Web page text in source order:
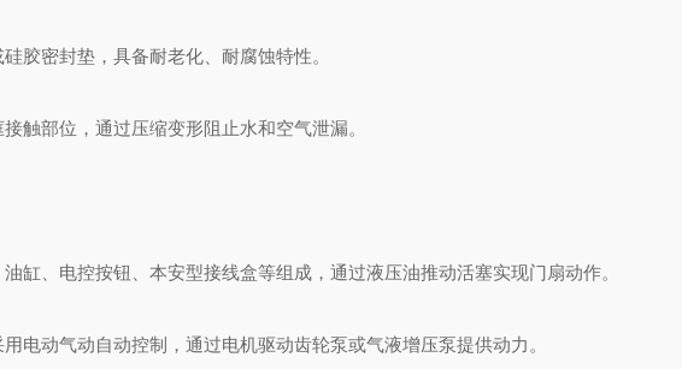
硅胶密封垫，具备耐老化、耐腐蚀特性。
接触部位，通过压缩变形阻止水和空气泄漏。
缸、电控按钮、本安型接线盒等组成，通过液压油推动活塞实现门扇动作。
电动气动自动控制，通过电机驱动齿轮泵或气液增压泵提供动力。